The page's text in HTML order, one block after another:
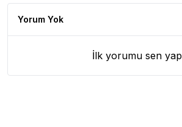
Yorum Yok
İlk yorumu sen yap